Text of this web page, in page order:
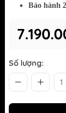
Bảo hành
Số lượng: